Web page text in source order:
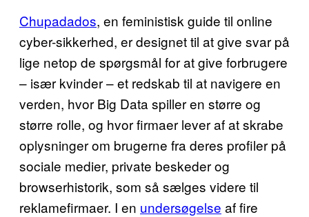
Chupadados, en feministisk guide til online
cyber-sikkerhed, er designet til at give svar på
lige netop de spørgsmål for at give forbrugere
– især kvinder – et redskab til at navigere en
verden, hvor Big Data spiller en større og
større rolle, og hvor firmaer lever af at skrabe
oplysninger om brugerne fra deres profiler på
sociale medier, private beskeder og
browserhistorik, som så sælges videre til
reklamefirmaer. I en undersøgelse af fire